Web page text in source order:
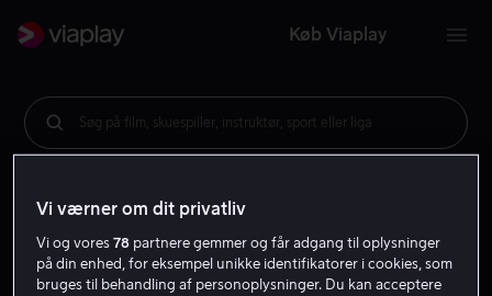
Køb Viaplay
Søg på film, skuespiller, instruktør, sport eller liga
Vi værner om dit privatliv
Vi og vores78 partnere gemmer og får adgang til oplysninger
på din enhed, for eksempel unikke identifikatorer i cookies, som
bruges til behandling af personoplysninger. Du kan acceptere